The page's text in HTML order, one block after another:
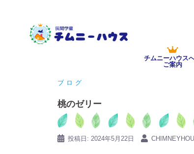
チムニーハウス
ご案内
ブログ
桃のゼリー
投稿日: 2024年5月22日